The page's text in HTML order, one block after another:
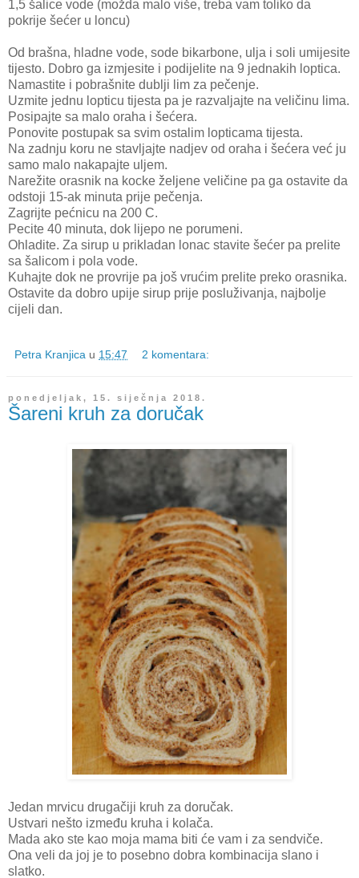
1,5 šalice vode (možda malo više, treba vam toliko da
pokrije šećer u loncu)
Od brašna, hladne vode, sode bikarbone, ulja i soli umijesite
tijesto. Dobro ga izmjesite i podijelite na 9 jednakih loptica.
Namastite i pobrašnite dublji lim za pečenje.
Uzmite jednu lopticu tijesta pa je razvaljajte na veličinu lima.
Posipajte sa malo oraha i šećera.
Ponovite postupak sa svim ostalim lopticama tijesta.
Na zadnju koru ne stavljajte nadjev od oraha i šećera već ju
samo malo nakapajte uljem.
Narežite orasnik na kocke željene veličine pa ga ostavite da
odstoji 15-ak minuta prije pečenja.
Zagrijte pećnicu na 200 C.
Pecite 40 minuta, dok lijepo ne porumeni.
Ohladite. Za sirup u prikladan lonac stavite šećer pa prelite
sa šalicom i pola vode.
Kuhajte dok ne provrije pa još vrućim prelite preko orasnika.
Ostavite da dobro upije sirup prije posluživanja, najbolje
cijeli dan.
Petra Kranjica u 15:47 2 komentara:
ponedjeljak, 15. siječnja 2018.
Šareni kruh za doručak
Jedan mrvicu drugačiji kruh za doručak.
Ustvari nešto između kruha i kolača.
Mada ako ste kao moja mama biti će vam i za sendviče.
Ona veli da joj je to posebno dobra kombinacija slano i
slatko.